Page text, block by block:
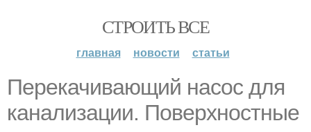
СТРОИТЬ ВСЕ
главная новости статьи
Перекачивающий насос для
канализации. Поверхностные